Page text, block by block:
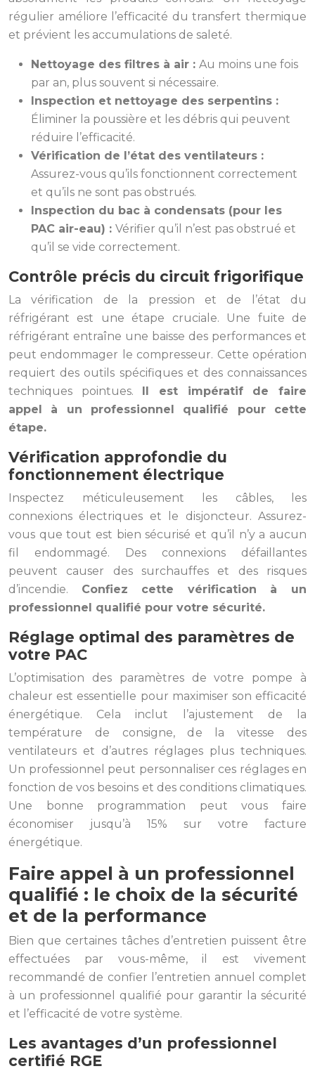
régulier améliore l’efficacité du transfert thermique
et prévient les accumulations de saleté.
Nettoyage des filtres à air : Au moins une fois
par an, plus souvent si nécessaire.
Inspection et nettoyage des serpentins :
Éliminer la poussière et les débris qui peuvent
réduire l’efficacité.
Vérification de l’état des ventilateurs :
Assurez-vous qu’ils fonctionnent correctement
et qu’ils ne sont pas obstrués.
Inspection du bac à condensats (pour les
PAC air-eau) : Vérifier qu’il n’est pas obstrué et
qu’il se vide correctement.
Contrôle précis du circuit frigorifique
La vérification de la pression et de l’état du
réfrigérant est une étape cruciale. Une fuite de
réfrigérant entraîne une baisse des performances et
peut endommager le compresseur. Cette opération
requiert des outils spécifiques et des connaissances
techniques pointues.
Il est impératif de faire
appel à un professionnel qualifié pour cette
étape.
Vérification approfondie du
fonctionnement électrique
Inspectez méticuleusement les câbles, les
connexions électriques et le disjoncteur. Assurez-
vous que tout est bien sécurisé et qu’il n’y a aucun
fil endommagé. Des connexions défaillantes
peuvent causer des surchauffes et des risques
d’incendie. Confiez cette vérification à un
professionnel qualifié pour votre sécurité.
Réglage optimal des paramètres de
votre PAC
L’optimisation des paramètres de votre pompe à
chaleur est essentielle pour maximiser son efficacité
énergétique. Cela inclut l’ajustement de la
température de consigne, de la vitesse des
ventilateurs et d’autres réglages plus techniques.
Un professionnel peut personnaliser ces réglages en
fonction de vos besoins et des conditions climatiques.
Une bonne programmation peut vous faire
économiser jusqu’à 15% sur votre facture
énergétique.
Faire appel à un professionnel
qualifié : le choix de la sécurité
et de la performance
Bien que certaines tâches d’entretien puissent être
effectuées par vous-même, il est vivement
recommandé de confier l’entretien annuel complet
à un professionnel qualifié pour garantir la sécurité
et l’efficacité de votre système.
Les avantages d’un professionnel
certifié RGE